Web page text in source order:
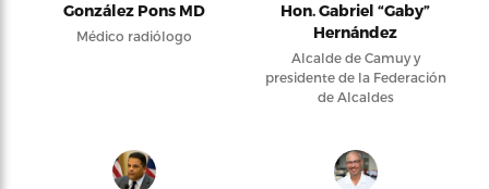
González Pons MD
Médico radiólogo
Hon. Gabriel “Gaby”
Hernández
Alcalde de Camuy y
presidente de la Federación
de Alcaldes